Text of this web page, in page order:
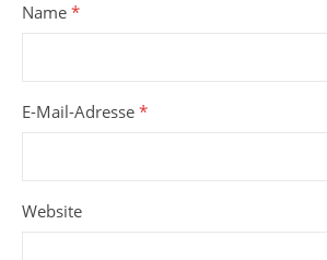
Name *
E-Mail-Adresse *
Website